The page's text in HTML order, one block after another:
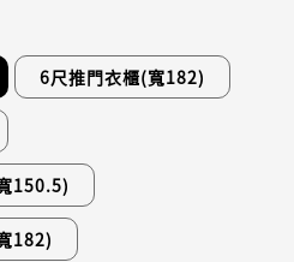
6尺推門衣櫃(寬182)
150.5)
182)